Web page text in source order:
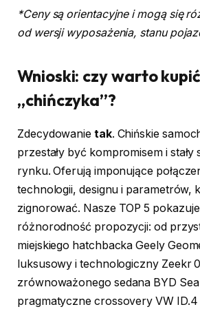
*Ceny są orientacyjne i mogą się
od wersji wyposażenia, stanu
Wnioski: czy warto kupić
„chińczyka”?
Zdecydowanie tak. Chińskie
przestały być kompromisem i stały
rynku. Oferują imponujące
technologii, designu i parametrów,
zignorować. Nasze TOP 5 pokazuje
różnorodność propozycji: od
miejskiego hatchbacka Geely
luksusowy i technologiczny Zeekr
zrównoważonego sedana BYD
pragmatyczne crossovery VW ID.4